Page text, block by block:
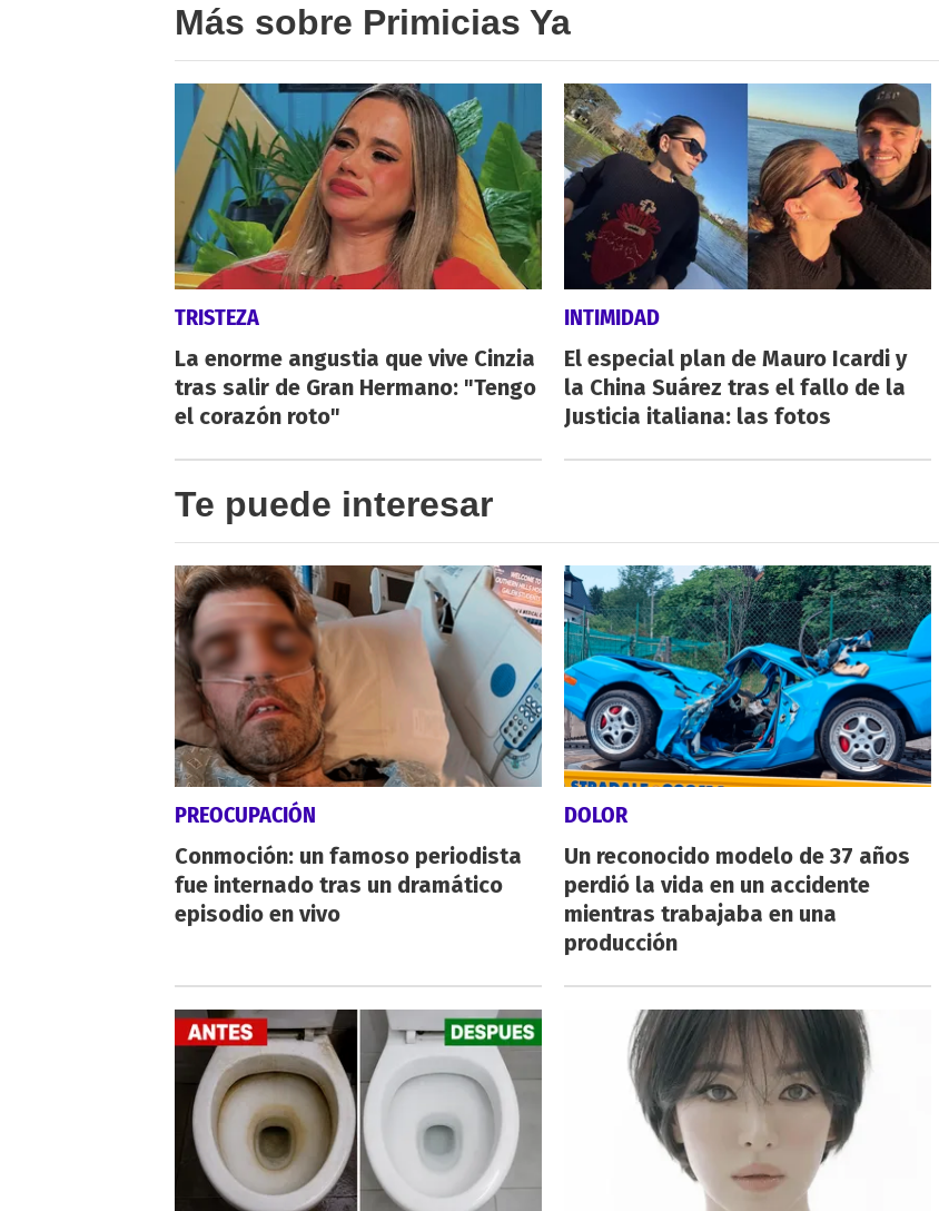
Más sobre Primicias Ya
TRISTEZA
La enorme angustia que vive Cinzia
tras salir de Gran Hermano: "Tengo
el corazón roto"
INTIMIDAD
El especial plan de Mauro Icardi y
la China Suárez tras el fallo de la
Justicia italiana: las fotos
Te puede interesar
PREOCUPACIÓN
Conmoción: un famoso periodista
fue internado tras un dramático
episodio en vivo
DOLOR
Un reconocido modelo de 37 años
perdió la vida en un accidente
mientras trabajaba en una
producción